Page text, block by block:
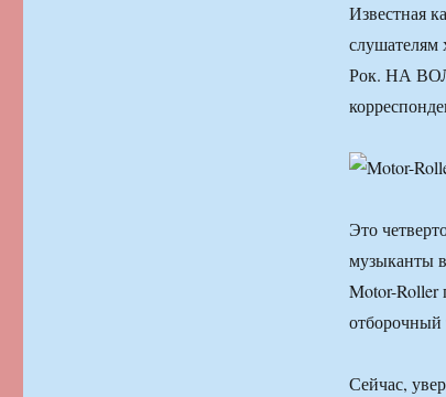
Известная
Рок. НА
Это
музыканты
Motor-Roller
отборочный
Сейчас,